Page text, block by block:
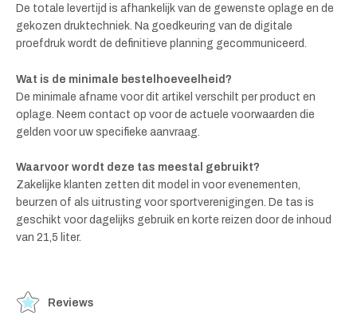
De totale levertijd is afhankelijk van de gewenste oplage en de
gekozen druktechniek. Na goedkeuring van de digitale
proefdruk wordt de definitieve planning gecommuniceerd.
Wat is de minimale bestelhoeveelheid?
De minimale afname voor dit artikel verschilt per product en
oplage. Neem contact op voor de actuele voorwaarden die
gelden voor uw specifieke aanvraag.
Waarvoor wordt deze tas meestal gebruikt?
Zakelijke klanten zetten dit model in voor evenementen,
beurzen of als uitrusting voor sportverenigingen. De tas is
geschikt voor dagelijks gebruik en korte reizen door de inhoud
van 21,5 liter.
Reviews